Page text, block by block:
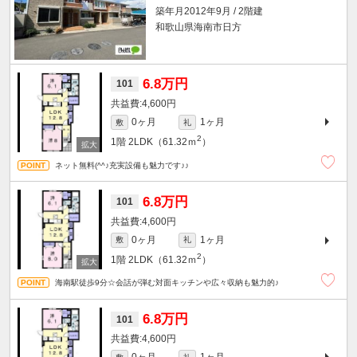
築年月2012年9月 / 2階建
和歌山県海南市日方
101 6.8万円
4,600円
敷 0ヶ月 礼
1ヶ月
1階 2LDK（61.32ｍ2 ）
ネット無料(^^♪充実設備も魅力です♪♪
101 6.8万円
4,600円
敷 0ヶ月 礼
1ヶ月
1階 2LDK（61.32ｍ2 ）
海南駅徒歩9分☆会話が弾む対面キッチンや広々収納も魅力的♪
101 6.8万円
4,600円